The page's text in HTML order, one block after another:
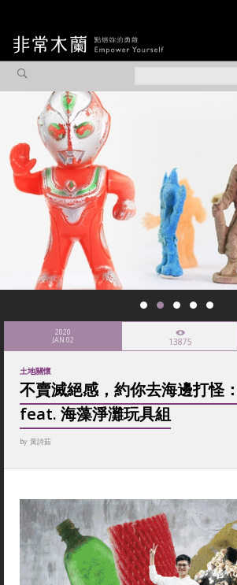
社會企業
認識我們
2020
JAN 02 13875
土地關懷
不賣滅絕感，約你去海邊打怪
feat. 海藻淨灘玩具組
by 黃詩茹